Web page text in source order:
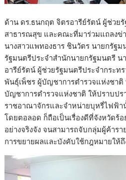
ด้าน ดร.ธนกฤต จิตรอารีย์รัตน์ ผู้ช่วย
สาธารณสุข และคณะที่มาร่วมแถลงข่
นางสาวแพทองธาร ชินวัตร นายกรัฐ
รัฐมนตรีประจำสำนักนายกรัฐมนตรี น
อารีย์รัตน์ ผู้ช่วยรัฐมนตรีประจำกระท
พันธุ์เพ็ชร ผู้บัญชาการตำรวจแห่งชาติ
บัญชาการตำรวจแห่งชาติ ให้ปราบป
ราชอาณาจักรและจำหน่ายบุหรี่ไฟฟ้า
โดยตอลอด ก็ถือเป็นเรื่องดีที่จังหวัดร้
อย่างจริงจัง จนสามารถจับกลุ่มผู้ค้าร
การขยายผลและบังคับใช้กฎหมายให้